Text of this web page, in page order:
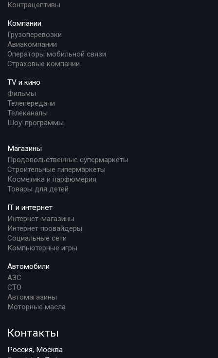
Контрацептивы
Компании
Грузоперевозки
Авиакомпании
Операторы мобильной связи
Страховые компании
TV и кино
Фильмы
Телепередачи
Телеканалы
Шоу-программы
Магазины
Продовольственные супермаркеты
Строительные гипермаркеты
Косметика и парфюмерия
Товары для детей
IT и интернет
Интернет-магазины
Интернет провайдеры
Социальные сети
Компьютерные игры
Автомобили
АЗС
СТО
Автомагазины
Моторные масла
Контакты
Россия, Москва